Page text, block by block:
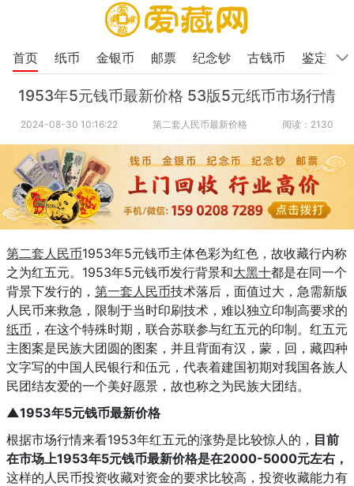
首页 纸币 金银币 邮票 纪念钞 古钱币 鉴定
1953年5元钱币最新价格 53版5元纸币市场行情
2024-08-30 10:16:22 第二套人民币最新价格 阅读：2130
第二套人民币1953年5元钱币主体色彩为红色，故收藏行内称
之为红五元。1953年5元钱币发行背景和大黑十都是在同一个
背景下发行的， 第一套人民币技术落后，面值过大，急需新版
人民币来救急，限制于当时印刷技术，难以独立印制高要求的
纸币 ，在这个特殊时期，联合苏联参与红五元的印制。红五元
主图案是民族大团圆的图案，并且背面有汉，蒙，回，藏四种
文字写的中国人民银行和伍元，代表着建国初期对我国各族人
民团结友爱的一个美好愿景，故也称之为民族大团结。
▲1953年5元钱币最新价格
根据市场行情来看1953年红五元的涨势是比较惊人的， 目前
在市场上1953年5元钱币最新价格是在2000-5000元左右，
这样的人民币投资收藏对资金的要求比较高，投资收藏能力有